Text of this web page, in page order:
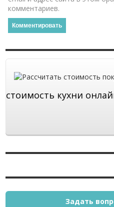
комментариев.
стоимость кухни
Задать